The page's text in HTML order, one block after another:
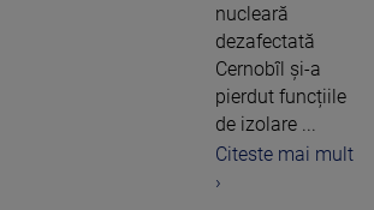
nucleară
dezafectată
Cernobîl și-a
pierdut funcțiile
de izolare ...
Citeste mai mult
›